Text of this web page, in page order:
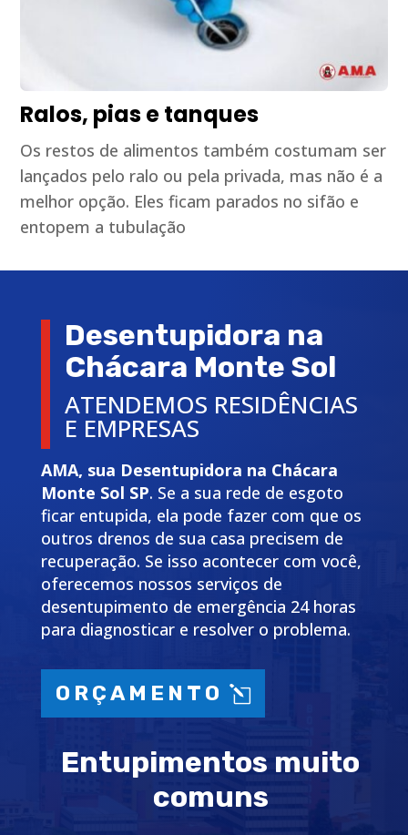
Ralos, pias e tanques
Os restos de alimentos também costumam ser
lançados pelo ralo ou pela privada, mas não é a
melhor opção. Eles ficam parados no sifão e
entopem a tubulação
Desentupidora na
Chácara Monte Sol
ATENDEMOS RESIDÊNCIAS
E EMPRESAS
AMA, sua Desentupidora na Chácara
Monte Sol SP. Se a sua rede de esgoto
ficar entupida, ela pode fazer com que os
outros drenos de sua casa precisem de
recuperação. Se isso acontecer com você,
oferecemos nossos serviços de
desentupimento de emergência 24 horas
para diagnosticar e resolver o problema.
ORÇAMENTO
Entupimentos muito
comuns